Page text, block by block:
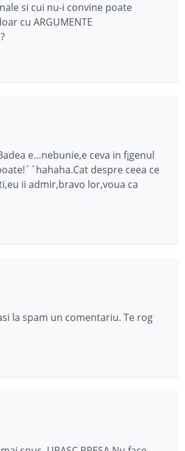
si cui nu-i convine poate
cu ARGUMENTE
e…nebunie,e ceva in f¡genul
despre ceea ce
ii admir,bravo lor,voua ca
la spam un comentariu. Te rog